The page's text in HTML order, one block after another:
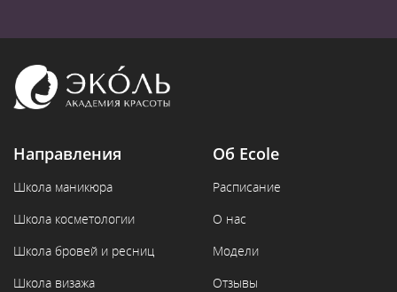
Направления
Школа маникюра
Школа косметологии
Школа бровей и ресниц
Школа визажа
Об Ecole
Расписание
О нас
Модели
Отзывы